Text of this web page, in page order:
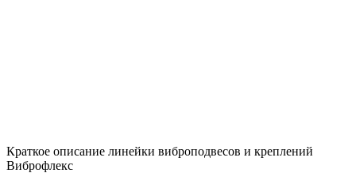
Краткое описание линейки виброподвесов и креплений
Виброфлекс